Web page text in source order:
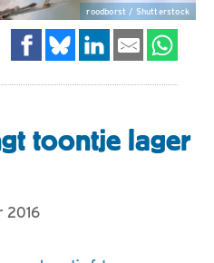
roodborst / Shutterstock
toontje lager
2016